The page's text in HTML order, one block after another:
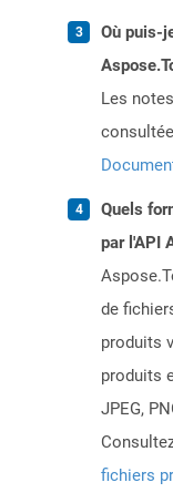
Où puis-
Les
Quels
par l'API
de
produits
produits
JPEG,
fichiers